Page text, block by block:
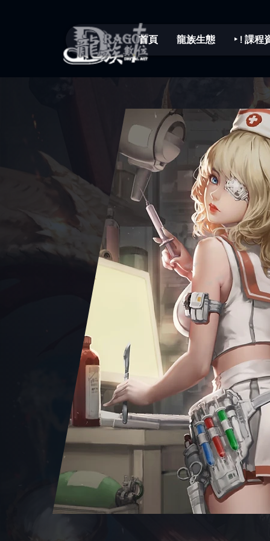
首頁 龍族生態 ‣ ! 課程